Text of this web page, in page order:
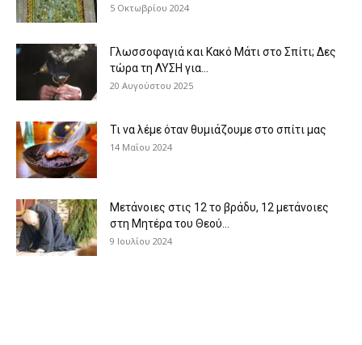
5 Οκτωβρίου 2024
Γλωσσοφαγιά και Κακό Μάτι στο Σπίτι; Δες
τώρα τη ΛΥΣΗ για...
20 Αυγούστου 2025
Τι να λέμε όταν θυμιάζουμε στο σπίτι μας
14 Μαΐου 2024
Μετάνοιες στις 12 το βράδυ, 12 μετάνοιες
στη Μητέρα του Θεού...
9 Ιουλίου 2024